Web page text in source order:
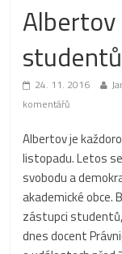
24. 11. 2016
komentářů
Albertov je
listopadu. Letos
svobodu a
akademické obce.
zástupci
dnes docent